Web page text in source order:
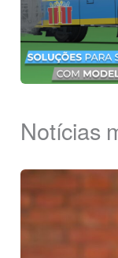
Notícias